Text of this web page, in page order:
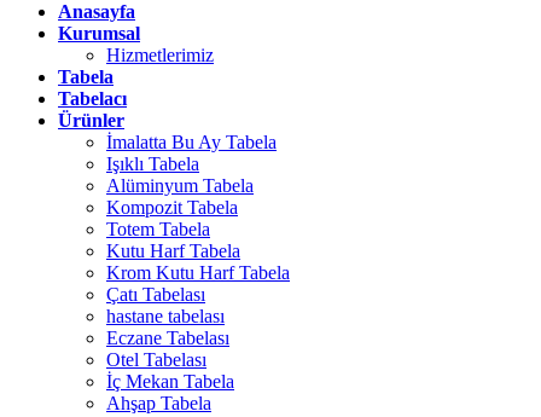
Anasayfa
Kurumsal
Hizmetlerimiz
Tabela
Tabelacı
Ürünler
İmalatta Bu Ay Tabela
Işıklı Tabela
Alüminyum Tabela
Kompozit Tabela
Totem Tabela
Kutu Harf Tabela
Krom Kutu Harf Tabela
Çatı Tabelası
hastane tabelası
Eczane Tabelası
Otel Tabelası
İç Mekan Tabela
Ahşap Tabela